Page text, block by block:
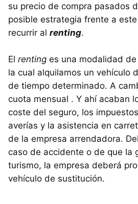
su precio de compra pasados
posible estrategia frente a
recurrir al renting.
El renting es una modalidad
la cual alquilamos un vehículo
de tiempo determinado. A
cuota mensual . Y ahí acaban
coste del seguro, los
averías y la asistencia en
de la empresa arrendadora.
caso de accidente o de que la
turismo, la empresa deberá
vehículo de sustitución.